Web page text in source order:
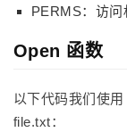
PERMS：访问
Open 函数
以下代码我们使
file.txt：